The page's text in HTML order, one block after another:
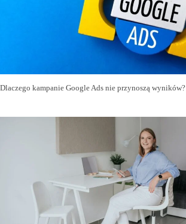
Dlaczego kampanie Google Ads nie przynoszą wyników?